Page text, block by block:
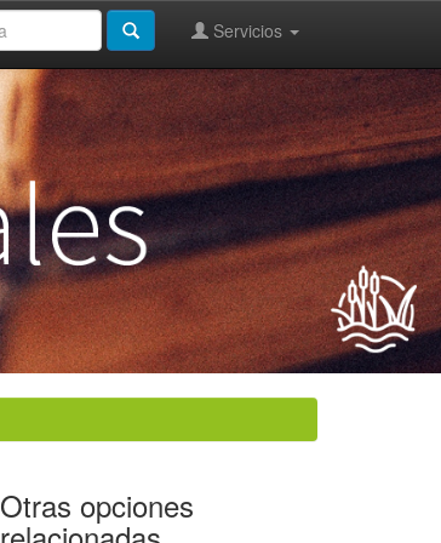
Servicios
Otras opciones